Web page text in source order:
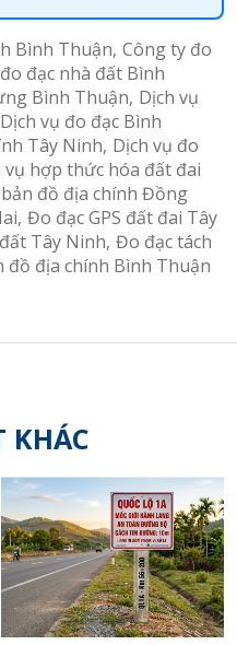
Bình Thuận Công ty đo
đạc nhà đất Bình
Bình Thuận Dịch vụ
Dịch vụ đo đạc Bình
Tây Ninh Dịch vụ đo
vụ hợp thức hóa đất đai
đồ địa chính Đồng
Đo đạc GPS đất đai Tây
Tây Ninh Đo đạc tách
đồ địa chính Bình Thuận
KHÁC